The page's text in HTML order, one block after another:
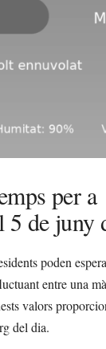
per a
5 de juny
poden
entre una
valors
del dia.